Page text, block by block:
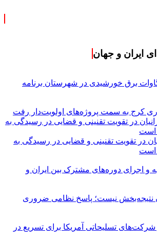
ایران و جهان
تولید ۶۰ مگاوات برق خورشیدی در شهرستان برنامه
کرج به سمت پروژه‌های اولویت‌دار رفت
در تقویت تقنینی و قضایی در رسیدگی به
است
و اجرای دوره‌های مشترک بین ایران و
نتیجه‌بخش نیست؛ پاسخ نظامی ضروری
تسلیحاتی آمریکا برای تسریع در